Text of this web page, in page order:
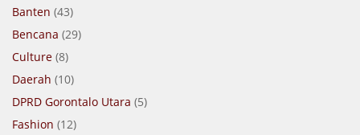
Banten (43)
Bencana (29)
Culture (8)
Daerah (10)
DPRD Gorontalo Utara (5)
Fashion (12)